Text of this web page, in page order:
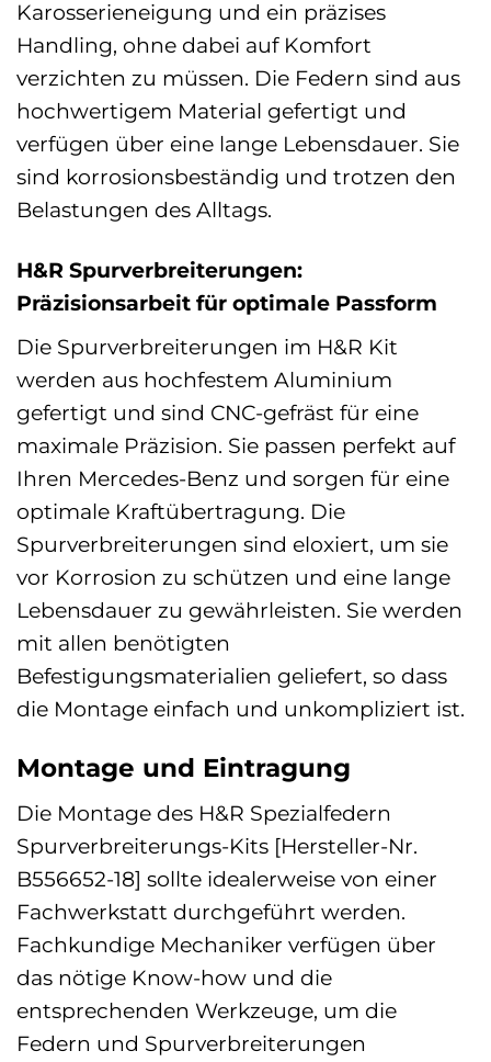
Karosserieneigung und ein präzises
Handling, ohne dabei auf Komfort
verzichten zu müssen. Die Federn sind aus
hochwertigem Material gefertigt und
verfügen über eine lange Lebensdauer. Sie
sind korrosionsbeständig und trotzen den
Belastungen des Alltags.
H&R Spurverbreiterungen:
Präzisionsarbeit für optimale Passform
Die Spurverbreiterungen im H&R Kit
werden aus hochfestem Aluminium
gefertigt und sind CNC-gefräst für eine
maximale Präzision. Sie passen perfekt auf
Ihren Mercedes-Benz und sorgen für eine
optimale Kraftübertragung. Die
Spurverbreiterungen sind eloxiert, um sie
vor Korrosion zu schützen und eine lange
Lebensdauer zu gewährleisten. Sie werden
mit allen benötigten
Befestigungsmaterialien geliefert, so dass
die Montage einfach und unkompliziert ist.
Montage und Eintragung
Die Montage des H&R Spezialfedern
Spurverbreiterungs-Kits [Hersteller-Nr.
B556652-18] sollte idealerweise von einer
Fachwerkstatt durchgeführt werden.
Fachkundige Mechaniker verfügen über
das nötige Know-how und die
entsprechenden Werkzeuge, um die
Federn und Spurverbreiterungen